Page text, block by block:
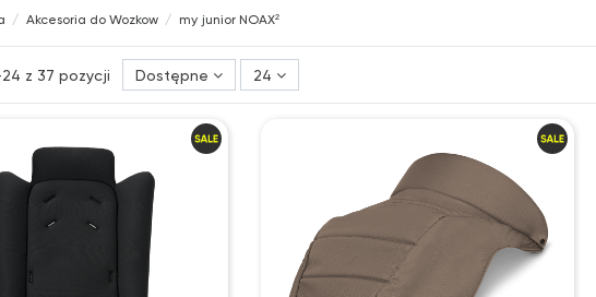
Akcesoria do Wozkow my junior NOAX²
z 37 pozycji Dostępne 24